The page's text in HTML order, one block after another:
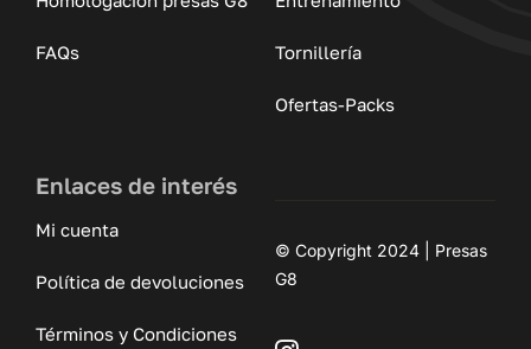
FAQs Tornillería
Ofertas-Packs
Enlaces de interés
Mi cuenta
Política de devoluciones
Términos y Condiciones
© Copyright 2024 | Presas
G8